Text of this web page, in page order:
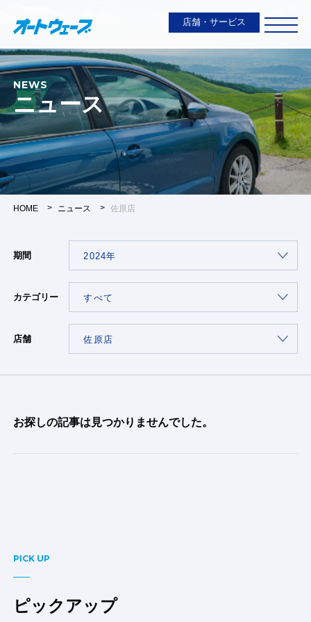
店舗・サービス
NEWS
ニュース
HOME ニュース 佐原店
期間
カテゴリー
店舗
お探しの記事は見つかりませんでした。
PICK UP
ピックアップ